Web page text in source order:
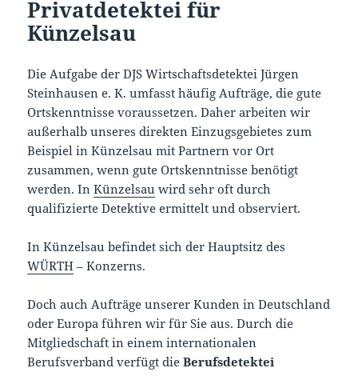
Privatdetektei für
Künzelsau
Die Aufgabe der DJS Wirtschaftsdetektei Jürgen
Steinhausen e. K. umfasst häufig Aufträge, die gute
Ortskenntnisse voraussetzen. Daher arbeiten wir
außerhalb unseres direkten Einzugsgebietes zum
Beispiel in Künzelsau mit Partnern vor Ort
zusammen, wenn gute Ortskenntnisse benötigt
werden. InKünzelsau wird sehr oft durch
qualifizierte Detektive ermittelt und observiert.
In Künzelsau befindet sich der Hauptsitz des
WÜRTH – Konzerns.
Doch auch Aufträge unserer Kunden in Deutschland
oder Europa führen wir für Sie aus. Durch die
Mitgliedschaft in einem internationalen
Berufsverband verfügt dieBerufsdetektei